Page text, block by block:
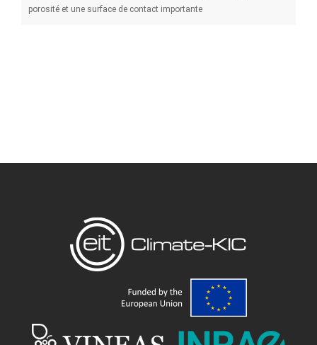
porosité et une surface de contact importante